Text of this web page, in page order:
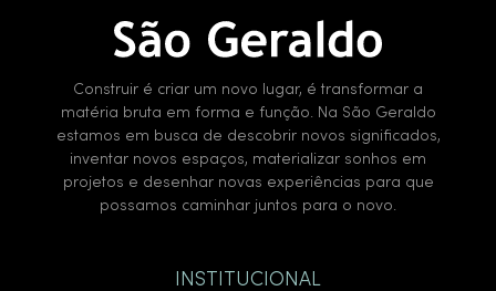
Construir é criar um novo lugar, é transformar a
matéria bruta em forma e função. Na São Geraldo
estamos em busca de descobrir novos significados,
inventar novos espaços, materializar sonhos em
projetos e desenhar novas experiências para que
possamos caminhar juntos para o novo.
INSTITUCIONAL